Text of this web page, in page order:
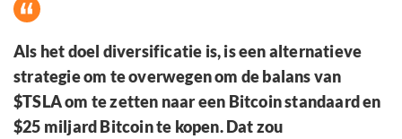
Als het doel diversificatie is, is een alternatieve
strategie om te overwegen om de balans van
$TSLA om te zetten naar een Bitcoin standaard en
$25 miljard Bitcoin te kopen. Dat zou